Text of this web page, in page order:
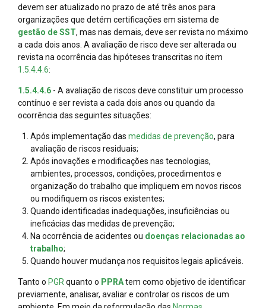
devem ser atualizado no prazo de até três anos para
organizações que detém certificações em sistema de
gestão de SST, mas nas demais, deve ser revista no máximo
a cada dois anos. A avaliação de risco deve ser alterada ou
revista na ocorrência das hipóteses transcritas no item
1.5.4.4.6:
1.5.4.4.6 - A avaliação de riscos deve constituir um processo
contínuo e ser revista a cada dois anos ou quando da
ocorrência das seguintes situações:
Após implementação das medidas de prevenção, para
avaliação de riscos residuais;
Após inovações e modificações nas tecnologias,
ambientes, processos, condições, procedimentos e
organização do trabalho que impliquem em novos riscos
ou modifiquem os riscos existentes;
Quando identificadas inadequações, insuficiências ou
ineficácias das medidas de prevenção;
Na ocorrência de acidentes ou doenças relacionadas ao
trabalho;
Quando houver mudança nos requisitos legais aplicáveis.
Tanto o PGR quanto o PPRAtem como objetivo de identificar
previamente, analisar, avaliar e controlar os riscos de um